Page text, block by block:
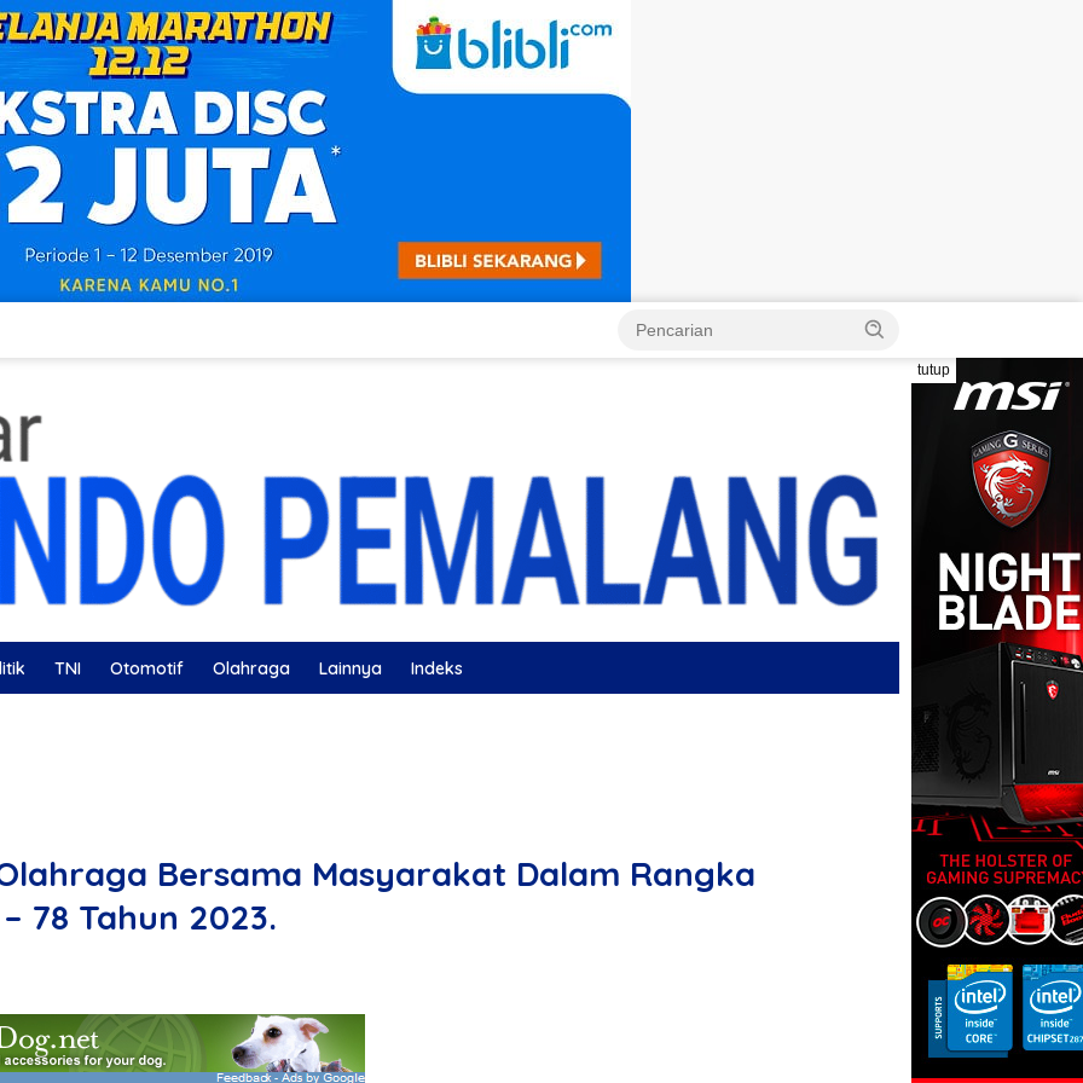
tutup
TNI Otomotif Olahraga Lainnya Indeks
Bersama Masyarakat Dalam Rangka
78 Tahun 2023.